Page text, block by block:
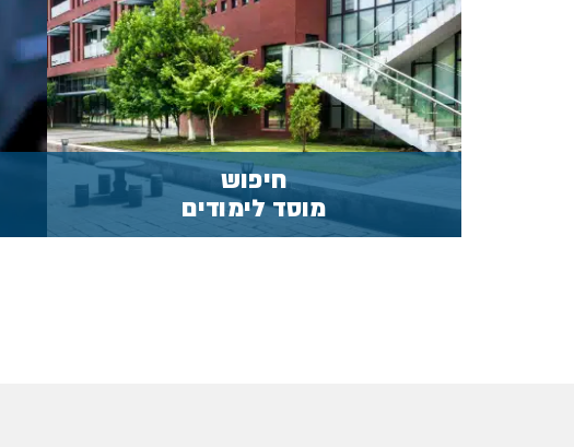
חיפוש
מוסד לימודים
עבורך על פי מיקום, נושאים
ועוד...
מידע נוסף